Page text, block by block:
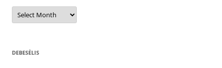
Archyvas
DEBESĖLIS